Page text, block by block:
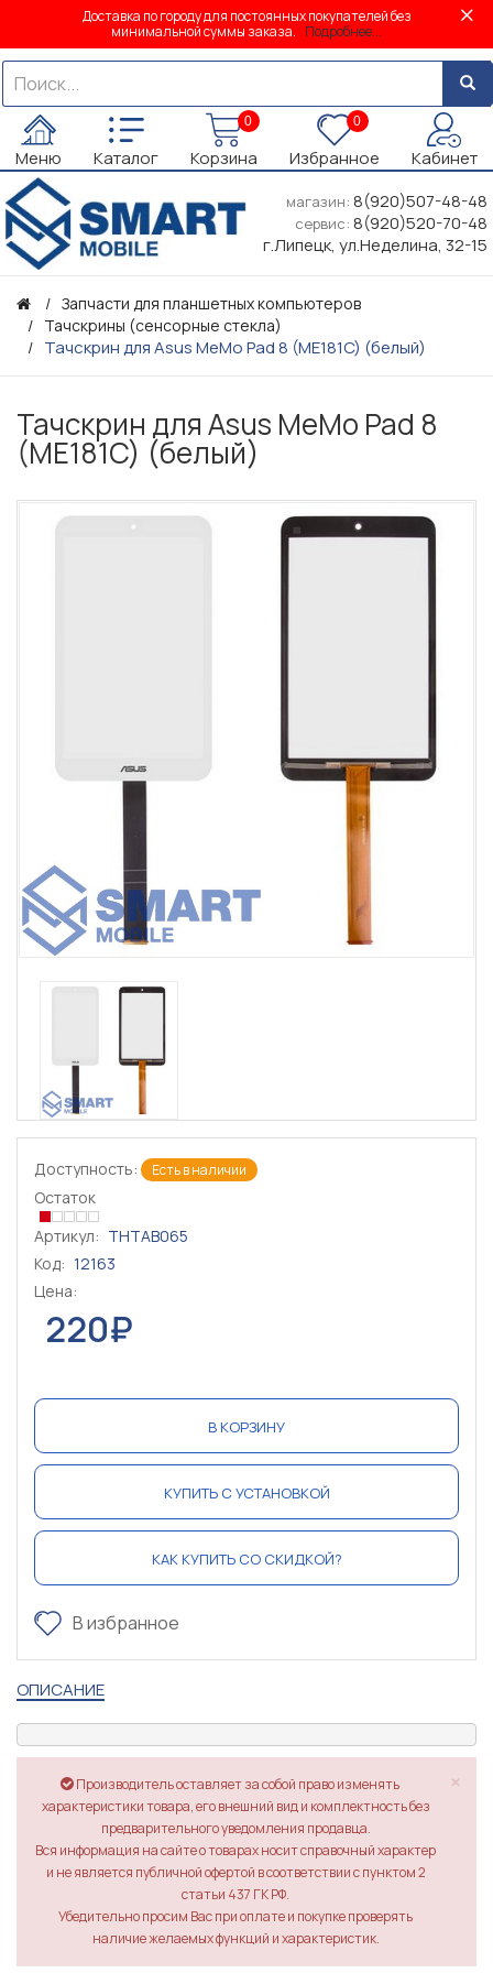
Доставка по городу для постоянных покупателей без
минимальной суммы заказа. Подробнее...
Меню Каталог
0
Корзина
0
Избранное Кабинет
магазин: 8(920)507-48-48
сервис: 8(920)520-70-48
г.Липецк, ул.Неделина, 32-15
Запчасти для планшетных компьютеров
Тачскрины (сенсорные стекла)
Тачскрин для Asus MeMo Pad 8 (ME181C) (белый)
Тачскрин для Asus MeMo Pad 8
(ME181C) (белый)
Доступность: Есть в наличии
Остаток
Артикул: THTAB065
Код: 12163
Цена:
220₽
В КОРЗИНУ
КУПИТЬ С УСТАНОВКОЙ
КАК КУПИТЬ СО СКИДКОЙ?
В избранное
ОПИСАНИЕ
×
Производитель оставляет за собой право изменять
характеристики товара, его внешний вид и комплектность без
предварительного уведомления продавца.
Вся информация на сайте о товарах носит справочный характер
и не является публичной офертой в соответствии с пунктом 2
статьи 437 ГК РФ.
Убедительно просим Вас при оплате и покупке проверять
наличие желаемых функций и характеристик.